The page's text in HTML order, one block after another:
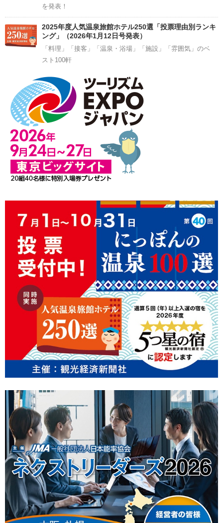
を発表！
2025年度人気温泉旅館ホテル250選「投票理由別ランキ
ング」（2026年1月12日号発表）
「料理」「接客」「温泉・浴場」「施設」「雰囲気」のベ
スト100軒